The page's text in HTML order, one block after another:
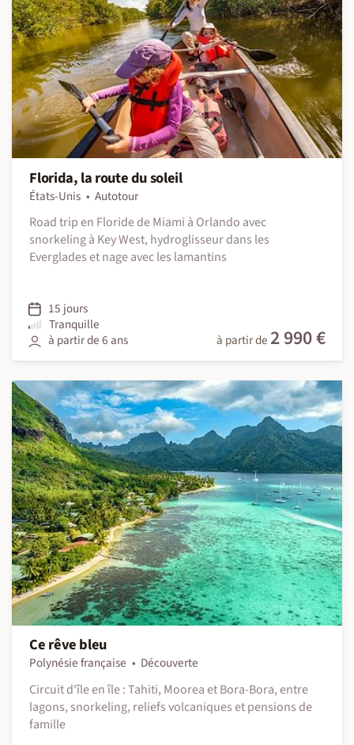
Florida, la route du soleil
États-Unis
Autotour
Road trip en Floride de Miami à Orlando avec
snorkeling à Key West, hydroglisseur dans les
Everglades et nage avec les lamantins
15 jours
Tranquille
à partir de 6 ans
à partir de 2 990 €
Ce rêve bleu
Polynésie française
Découverte
Circuit d'île en île : Tahiti, Moorea et Bora-Bora, entre
lagons, snorkeling, reliefs volcaniques et pensions de
famille